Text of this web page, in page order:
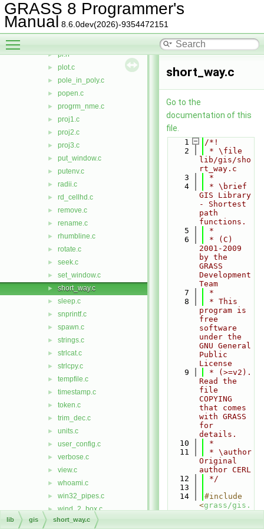
GRASS 8 Programmer's
Manual 8.6.0dev(2026)-9354472151
► parser_standard_options.c
► parser_wps.c
► paths.c
► pi.h
► plot.c
► pole_in_poly.c
► popen.c
► progrm_nme.c
► proj1.c
► proj2.c
► proj3.c
► put_window.c
► putenv.c
► radii.c
► rd_cellhd.c
► remove.c
► rename.c
► rhumbline.c
► rotate.c
► seek.c
► set_window.c
► short_way.c
► sleep.c
► snprintf.c
► spawn.c
► strings.c
► strlcat.c
► strlcpy.c
► tempfile.c
► timestamp.c
► token.c
► trim_dec.c
► units.c
► user_config.c
► verbose.c
► view.c
► whoami.c
► win32_pipes.c
► wind_2_box.c
► wind_format.c
short_way.c
Go to the
documentation of this
file.
    1
/*!
    2
* \file
lib/gis/sho
rt_way.c
    3
*
    4
* \brief
GIS Library
- Shortest
path
functions.
    5
*
    6
* (C)
2001-2009
by the
GRASS
Development
Team
    7
*
    8
* This
program is
free
software
under the
GNU General
Public
License
    9
* (>=v2).
Read the
file
COPYING
that comes
with GRASS
for
details.
   10
*
   11
* \author
Original
author CERL
   12
*/
   13
   14
#include
<grass/gis.
lib gis short_way.c